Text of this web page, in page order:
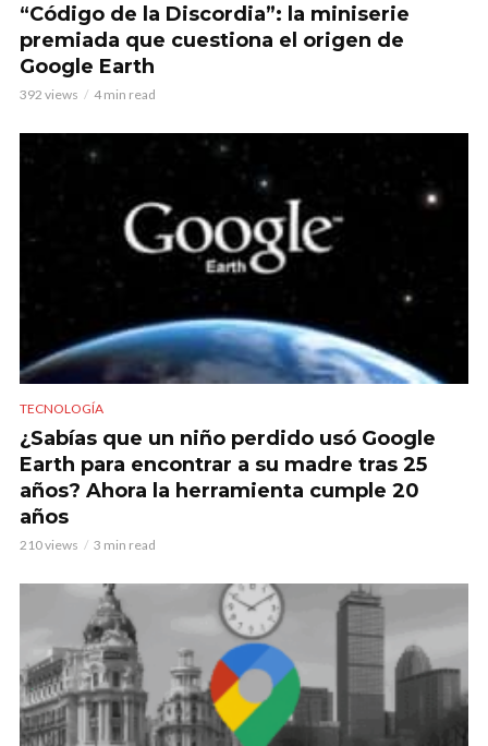
“Código de la Discordia”: la miniserie
premiada que cuestiona el origen de
Google Earth
392 views 4 min read
TECNOLOGÍA
¿Sabías que un niño perdido usó Google
Earth para encontrar a su madre tras 25
años? Ahora la herramienta cumple 20
años
210 views 3 min read